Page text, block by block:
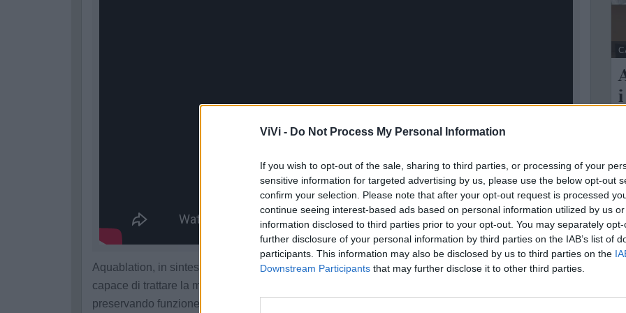
ViVi - Do Not Process My Personal Information
If you wish to opt-out of the sale, sharing to third parties, or processing of your
sensitive information for targeted advertising by us, please use the below opt-out
confirm your selection. Please note that after your opt-out request is processed
continue seeing interest-based ads based on personal information utilized by us
information disclosed to third parties prior to your opt-out. You may separately
further disclosure of your personal information by third parties on the IAB’s list of
participants. This information may also be disclosed by us to third parties on the
Downstream Participants that may further disclose it to other third parties.
Aquablation, in sintesi, è una nuova frontiera terapeutica: una chirurgia robotica mininvasiva
capace di trattare la malattia, rimuovendo il tessuto prostatico in eccesso e allo stesso tempo
preservando funzione sessuale ed eiaculazione.
i
...